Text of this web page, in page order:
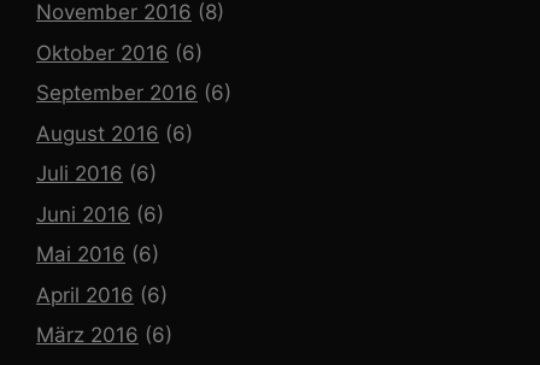
November 2016 (8)
Oktober 2016 (6)
September 2016 (6)
August 2016 (6)
Juli 2016 (6)
Juni 2016 (6)
Mai 2016 (6)
April 2016 (6)
März 2016 (6)